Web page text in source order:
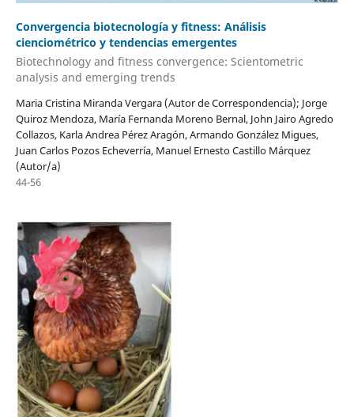
Convergencia biotecnología y fitness: Análisis
cienciométrico y tendencias emergentes
Biotechnology and fitness convergence: Scientometric
analysis and emerging trends
Maria Cristina Miranda Vergara (Autor de Correspondencia); Jorge
Quiroz Mendoza, María Fernanda Moreno Bernal, John Jairo Agredo
Collazos, Karla Andrea Pérez Aragón, Armando González Migues,
Juan Carlos Pozos Echeverría, Manuel Ernesto Castillo Márquez
(Autor/a)
44-56